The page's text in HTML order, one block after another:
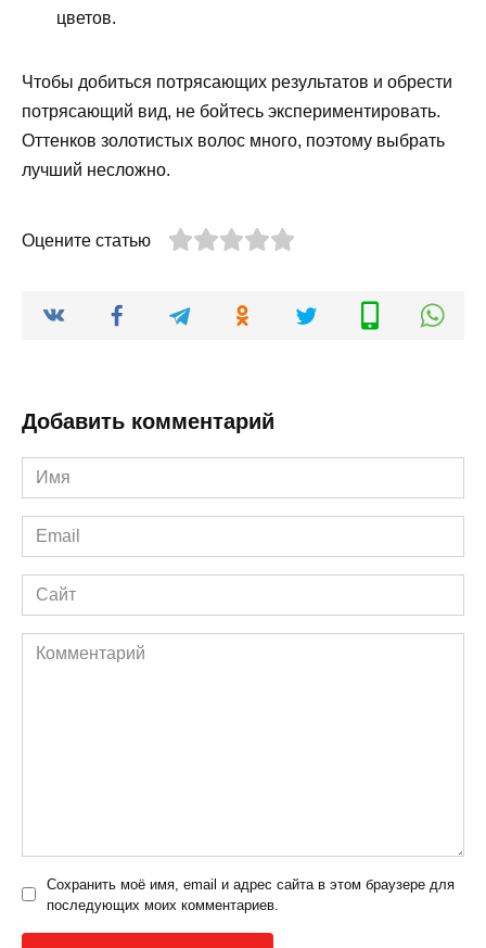
цветов.
Чтобы добиться потрясающих результатов и обрести
потрясающий вид, не бойтесь экспериментировать.
Оттенков золотистых волос много, поэтому выбрать
лучший несложно.
Оцените статью
Добавить комментарий
Имя
*
Email
*
Сайт
Комментарий
Сохранить моё имя, email и адрес сайта в этом браузере для
последующих моих комментариев.